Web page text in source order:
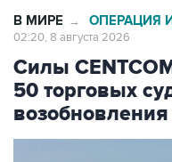
В МИРЕ → ОПЕРАЦИЯ
02:20, 8 августа 2026
Силы
50 торговых